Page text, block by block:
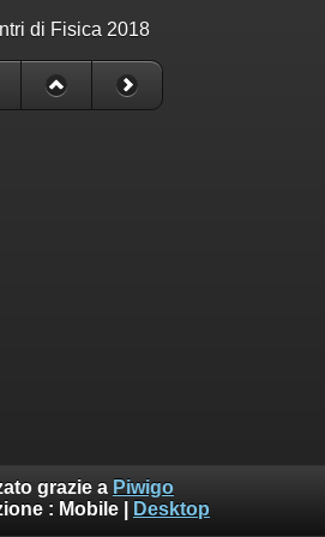
di Fisica 2018
grazie a Piwigo
: Mobile Desktop